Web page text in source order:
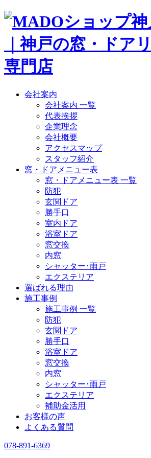
会社案内
会社案内 一覧
代表挨拶
企業理念
会社概要
アクセスマップ
スタッフ紹介
窓・ドアメニュー表
窓・ドアメニュー表 一覧
防犯
玄関ドア
勝手口
室内ドア
浴室ドア
窓交換
内窓
シャッター･雨戸
エクステリア
選ばれる理由
施工事例
施工事例 一覧
防犯
玄関ドア
勝手口
浴室ドア
窓交換
内窓
シャッター･雨戸
エクステリア
補助金活用
お客様の声
よくある質問
078-891-6369